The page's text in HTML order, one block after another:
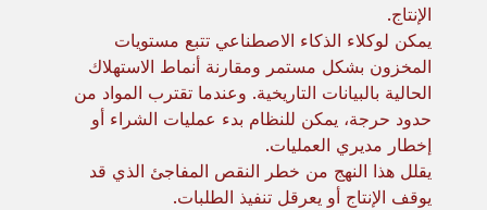
الإنتاج.
يمكن لوكلاء الذكاء الاصطناعي تتبع مستويات
المخزون بشكل مستمر ومقارنة أنماط الاستهلاك
الحالية بالبيانات التاريخية. وعندما تقترب المواد من
حدود حرجة، يمكن للنظام بدء عمليات الشراء أو
إخطار مديري العمليات.
يقلل هذا النهج من خطر النقص المفاجئ الذي قد
يوقف الإنتاج أو يعرقل تنفيذ الطلبات.